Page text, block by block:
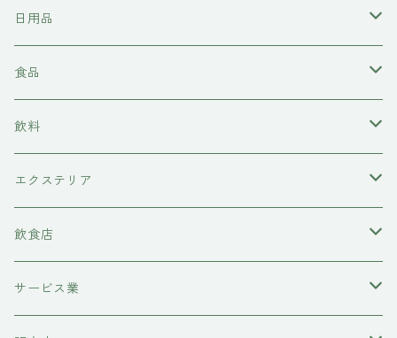
岩上商店
稲見商店
momo farm
前田牧場
吉岡食品工業
ハニーラルヴァ
日用品
洗剤
雑貨
コースター
ヘアケア
シャンプー
コンディショナー
水槽底床
コースター
食品
味噌
カレー
牛肉
糀
飲料
日本酒
ワイン
甘酒
エクステリア
物置
飲食店
レストラン
サービス業